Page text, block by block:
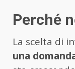
Perché
La scelta di
una